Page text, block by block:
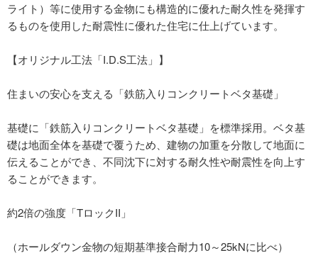
ライト）等に使用する金物にも構造的に優れた耐久性を発揮す
るものを使用した耐震性に優れた住宅に仕上げています。
【オリジナル工法「I.D.S工法」】
住まいの安心を支える「鉄筋入りコンクリートベタ基礎」
基礎に「鉄筋入りコンクリートベタ基礎」を標準採用。ベタ基
礎は地面全体を基礎で覆うため、建物の加重を分散して地面に
伝えることができ、不同沈下に対する耐久性や耐震性を向上す
ることができます。
約2倍の強度「TロックII」
（ホールダウン金物の短期基準接合耐力10～25kNに比べ）